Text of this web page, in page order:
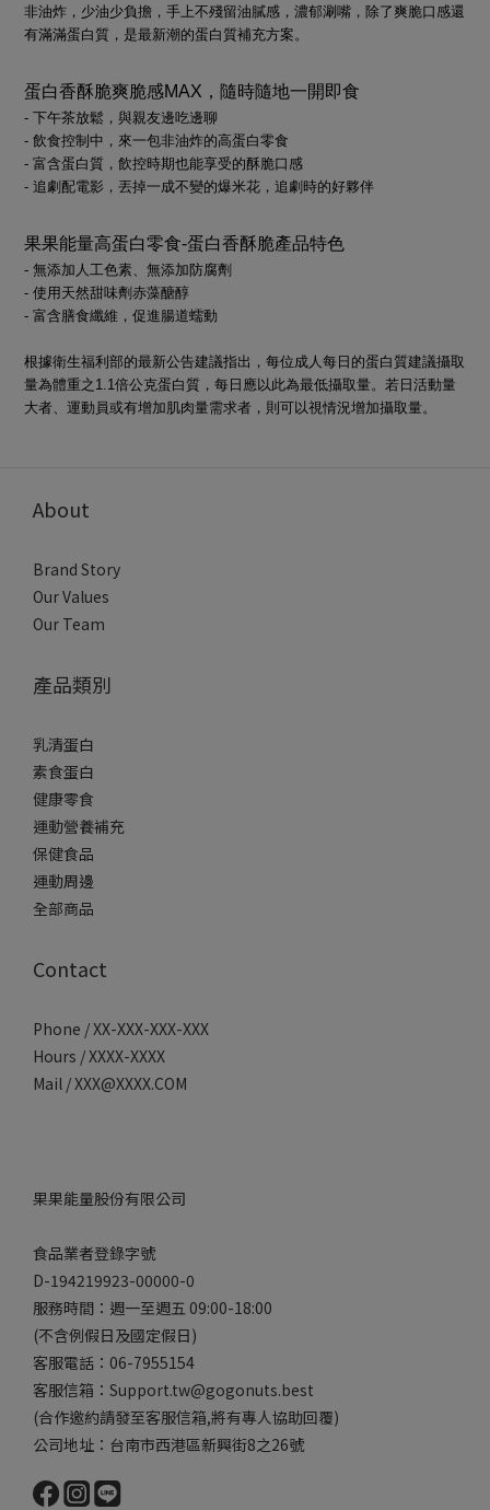
非油炸，少油少負擔，手上不殘留油膩感，濃郁涮嘴，除了爽脆口感還
有滿滿蛋白質，是最新潮的蛋白質補充方案。
蛋白香酥脆爽脆感MAX，隨時隨地一開即食
- 下午茶放鬆，與親友邊吃邊聊
- 飲食控制中，來一包非油炸的高蛋白零食
- 富含蛋白質，飲控時期也能享受的酥脆口感
- 追劇配電影，丟掉一成不變的爆米花，追劇時的好夥伴
果果能量高蛋白零食-蛋白香酥脆產品特色
- 無添加人工色素、無添加防腐劑
- 使用天然甜味劑赤藻醣醇
- 富含膳食纖維，促進腸道蠕動
根據衛生福利部的最新公告建議指出，每位成人每日的蛋白質建議攝取
量為體重之1.1倍公克蛋白質，每日應以此為最低攝取量。若日活動量
大者、運動員或有增加肌肉量需求者，則可以視情況增加攝取量。
About
Brand Story
Our Values
Our Team
產品類別
乳清蛋白
素食蛋白
健康零食
運動營養補充
保健食品
運動周邊
全部商品
Contact
Phone / XX-XXX-XXX-XXX
Hours / XXXX-XXXX
Mail / XXX@XXXX.COM
果果能量股份有限公司
食品業者登錄字號
D-194219923-00000-0
服務時間：週一至週五 09:00-18:00
(不含例假日及國定假日)
客服電話：06-7955154
客服信箱：Support.tw@gogonuts.best
(合作邀約請發至客服信箱,將有專人協助回覆)
公司地址：台南市西港區新興街8之26號